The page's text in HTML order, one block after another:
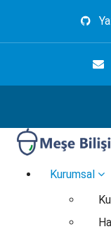
Elektronik, Yazılım,
Kurumsal